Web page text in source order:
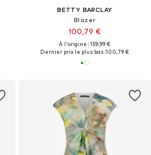
BETTY BARCLAY
Blazer
100,79 €
À l'origine : 159,99 €
Dernier prix le plus bas :100,79 €